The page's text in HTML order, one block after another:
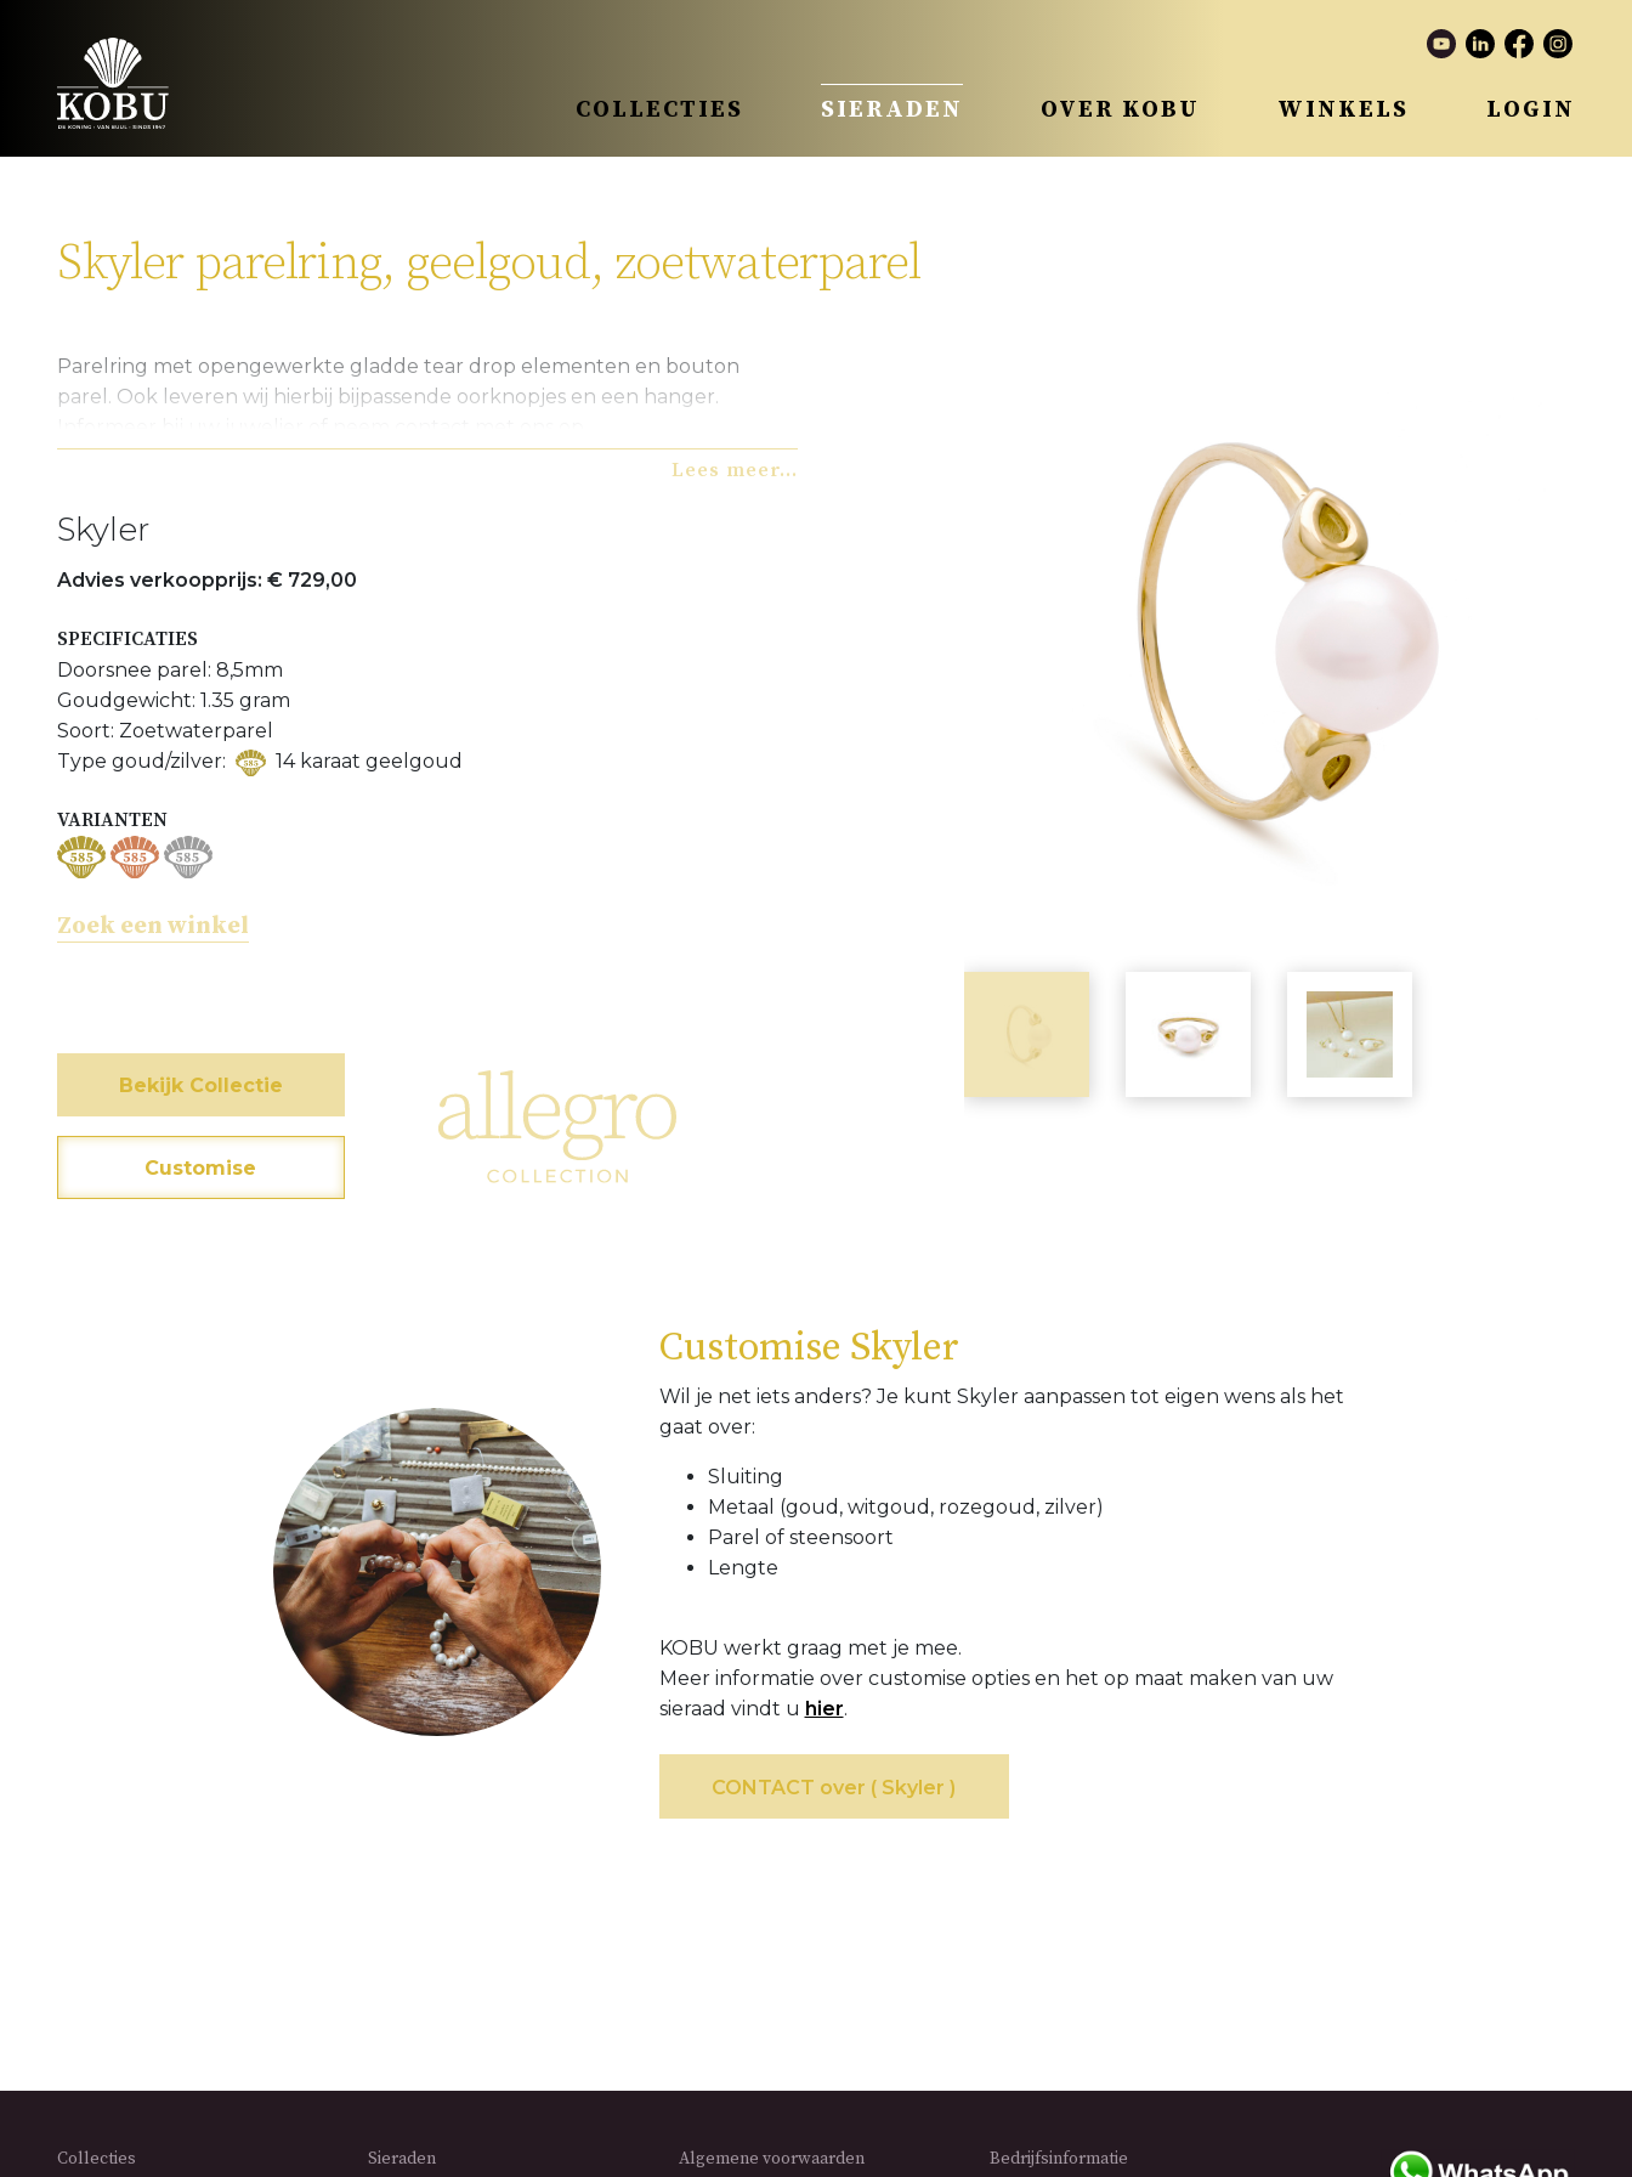
COLLECTIES SIERADEN OVER KOBU WINKELS LOGIN
Skyler parelring, geelgoud, zoetwaterparel
Parelring met opengewerkte gladde tear drop elementen en bouton
parel. Ook leveren wij hierbij bijpassende oorknopjes en een hanger.
Bijpassend oorbellen bekijken
Meer Ringen bekijken
Meer Zoetwaterparel sieraden bekijken
Lees meer...
Skyler
Advies verkoopprijs: € 729,00
SPECIFICATIES
Doorsnee parel: 8,5mm
Goudgewicht: 1.35 gram
Soort: Zoetwaterparel
Type goud/zilver:
14 karaat geelgoud
VARIANTEN
Zoek een winkel
Bekijk Collectie
Customise
Customise Skyler
Wil je net iets anders? Je kunt Skyler aanpassen tot eigen wens als het
gaat over:
Sluiting
Metaal (goud, witgoud, rozegoud, zilver)
Parel of steensoort
Lengte
KOBU werkt graag met je mee.
Meer informatie over customise opties en het op maat maken van uw
sieraad vindt u hier.
CONTACT over ( Skyler )
Collecties Sieraden Algemene voorwaarden Bedrijfsinformatie